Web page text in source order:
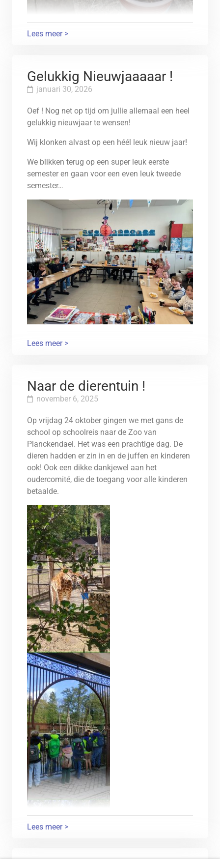
Lees meer >
Gelukkig Nieuwjaaaaar !
januari 30, 2026
Oef ! Nog net op tijd om jullie allemaal een heel
gelukkig nieuwjaar te wensen!
Wij klonken alvast op een héél leuk nieuw jaar!
We blikken terug op een super leuk eerste
semester en gaan voor een even leuk tweede
semester…
Lees meer >
Naar de dierentuin !
november 6, 2025
Op vrijdag 24 oktober gingen we met gans de
school op schoolreis naar de Zoo van
Planckendael. Het was een prachtige dag. De
dieren hadden er zin in en de juffen en kinderen
ook! Ook een dikke dankjewel aan het
oudercomité, die de toegang voor alle kinderen
betaalde.
Lees meer >